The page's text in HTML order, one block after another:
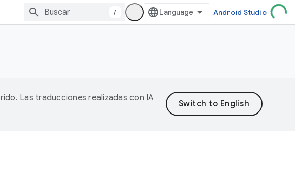
/ Android Studio
Las traducciones realizadas con IA